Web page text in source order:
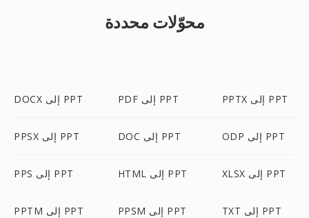
محوّلات محددة
DOCX إلى PPT PDF إلى PPT PPTX إلى PPT
PPSX إلى PPT DOC إلى PPT ODP إلى PPT
PPS إلى PPT HTML إلى PPT XLSX إلى PPT
PPTM إلى PPT PPSM إلى PPT TXT إلى PPT